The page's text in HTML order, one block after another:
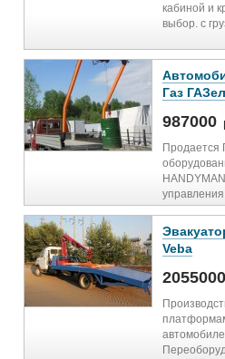
кабиной и
выбор. с
Газ
987000
Продается
Veba
2055000